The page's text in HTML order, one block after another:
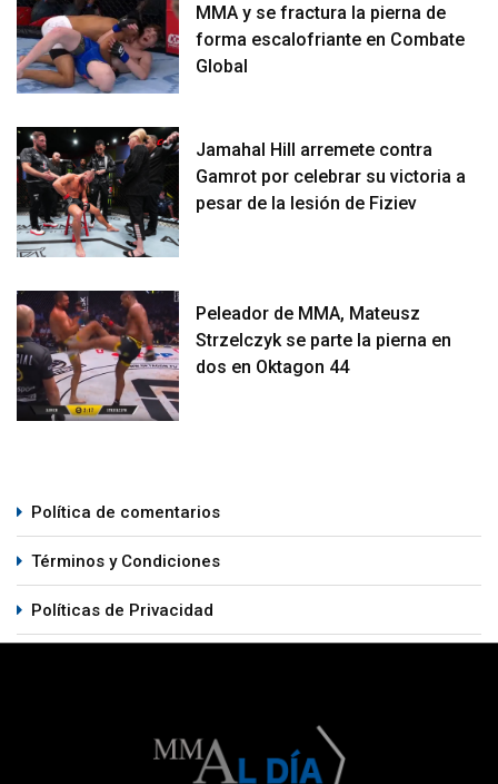
MMA y se fractura la pierna de
forma escalofriante en Combate
Global
Jamahal Hill arremete contra
Gamrot por celebrar su victoria a
pesar de la lesión de Fiziev
Peleador de MMA, Mateusz
Strzelczyk se parte la pierna en
dos en Oktagon 44
Política de comentarios
Términos y Condiciones
Políticas de Privacidad